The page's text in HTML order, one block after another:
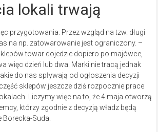
lokali trwają
przygotowania. Przez wzgląd na tzw. długi
na np. zatowarowanie jest ograniczony. –
towar dojedzie dopiero po majówce,
więc dzień lub dwa. Marki nie tracą jednak
do nas spływają od ogłoszenia decyzji
sklepów jeszcze dziś rozpocznie prace
Liczymy więc na to, że 4 maja otworzą
którzy zgodnie z decyzją władz będą
Borecka-Suda.